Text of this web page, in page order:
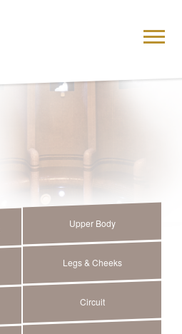
Upper Body
Legs & Cheeks
Circuit